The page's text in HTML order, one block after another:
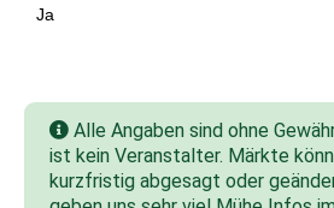
Ja
Alle Angaben sind ohne
ist kein Veranstalter. Märkte
kurzfristig abgesagt oder